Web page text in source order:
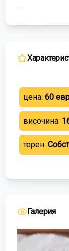
...
цена:60
височина:
терен:
Галерия